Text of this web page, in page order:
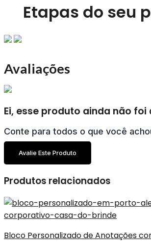
Etapas do seu
Avaliações
Ei, esse produto ainda não
Conte para todos o que você
Avalie Este Produto
Produtos relacionados
Bloco Personalizado de Anotações